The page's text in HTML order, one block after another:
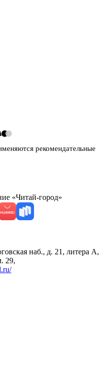
рекомендательные
«Читай-город»
наб., д. 21, литера А,
29,